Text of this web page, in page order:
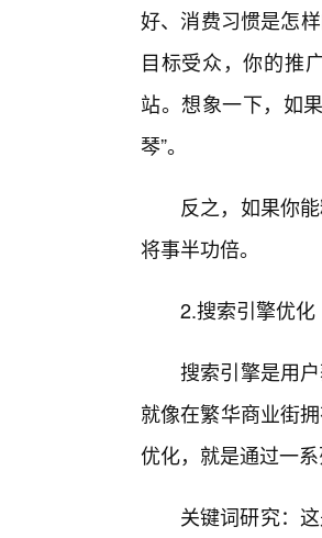
好、消费习惯是怎
目标受众，你的推
站。想象一下，如
琴”。
反之，如果你
将事半功倍。
2.搜索引擎优化
搜索引擎是用
就像在繁华商业街
优化，就是通过一
关键词研究：